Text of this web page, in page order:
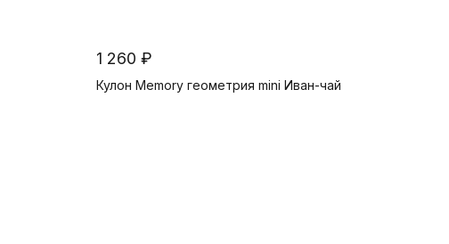
1 260 ₽
Кулон Memory геометрия mini Иван-чай